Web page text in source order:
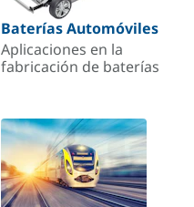
Baterías Automóviles
Aplicaciones en la
fabricación de baterías